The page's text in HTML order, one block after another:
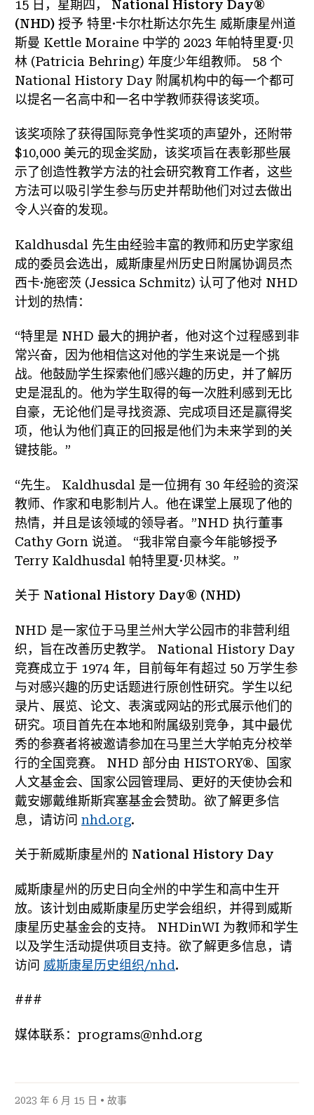
15 日，星期四， National History Day®
(NHD) 授予 特里·卡尔杜斯达尔先生 威斯康星州道
斯曼 Kettle Moraine 中学的 2023 年帕特里夏·贝
林 (Patricia Behring) 年度少年组教师。 58 个
National History Day 附属机构中的每一个都可
以提名一名高中和一名中学教师获得该奖项。
该奖项除了获得国际竞争性奖项的声望外，还附带
$10,000 美元的现金奖励，该奖项旨在表彰那些展
示了创造性教学方法的社会研究教育工作者，这些
方法可以吸引学生参与历史并帮助他们对过去做出
令人兴奋的发现。
Kaldhusdal 先生由经验丰富的教师和历史学家组
成的委员会选出，威斯康星州历史日附属协调员杰
西卡·施密茨 (Jessica Schmitz) 认可了他对 NHD
计划的热情：
“特里是 NHD 最大的拥护者，他对这个过程感到非
常兴奋，因为他相信这对他的学生来说是一个挑
战。他鼓励学生探索他们感兴趣的历史，并了解历
史是混乱的。他为学生取得的每一次胜利感到无比
自豪，无论他们是寻找资源、完成项目还是赢得奖
项，他认为他们真正的回报是他们为未来学到的关
键技能。”
“先生。 Kaldhusdal 是一位拥有 30 年经验的资深
教师、作家和电影制片人。他在课堂上展现了他的
热情，并且是该领域的领导者。”NHD 执行董事
Cathy Gorn 说道。 “我非常自豪今年能够授予
Terry Kaldhusdal 帕特里夏·贝林奖。”
关于 National History Day® (NHD)
NHD 是一家位于马里兰州大学公园市的非营利组
织，旨在改善历史教学。 National History Day
竞赛成立于 1974 年，目前每年有超过 50 万学生参
与对感兴趣的历史话题进行原创性研究。学生以纪
录片、展览、论文、表演或网站的形式展示他们的
研究。项目首先在本地和附属级别竞争，其中最优
秀的参赛者将被邀请参加在马里兰大学帕克分校举
行的全国竞赛。 NHD 部分由 HISTORY®、国家
人文基金会、国家公园管理局、更好的天使协会和
戴安娜戴维斯斯宾塞基金会赞助。欲了解更多信
息，请访问 nhd.org.
关于新威斯康星州的 National History Day
威斯康星州的历史日向全州的中学生和高中生开
放。该计划由威斯康星历史学会组织，并得到威斯
康星历史基金会的支持。 NHDinWI 为教师和学生
以及学生活动提供项目支持。欲了解更多信息，请
访问 威斯康星历史组织/nhd.
###
媒体联系：programs@nhd.org
2023 年 6 月 15 日 • 故事